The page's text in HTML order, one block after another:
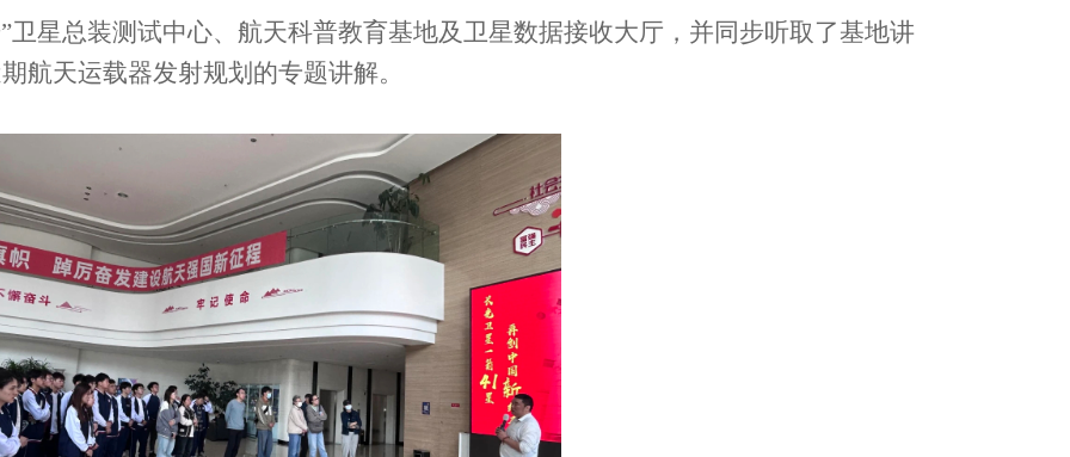
卫星总装测试中心、航天科普教育基地及卫星数据接收大厅，并同步听取了基地讲
航天运载器发射规划的专题讲解。